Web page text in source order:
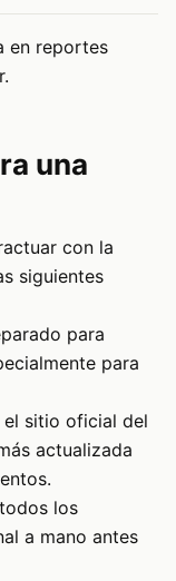
en reportes
una
con la
siguientes
para
para
el sitio oficial del
actualizada
los
a mano antes